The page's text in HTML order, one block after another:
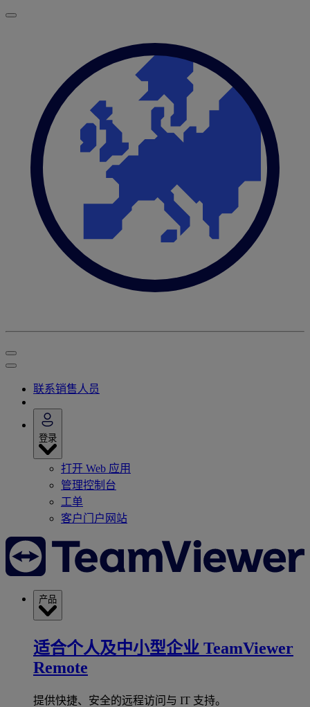
联系销售人员
登录
打开 Web 应用
管理控制台
工单
客户门户网站
产品
适合个人及中小型企业 TeamViewer
Remote
提供快捷、安全的远程访问与 IT 支持。